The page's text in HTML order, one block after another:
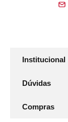
Institucional
Dúvidas
Compras